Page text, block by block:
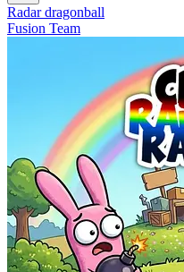
Radar dragonball
Fusion Team